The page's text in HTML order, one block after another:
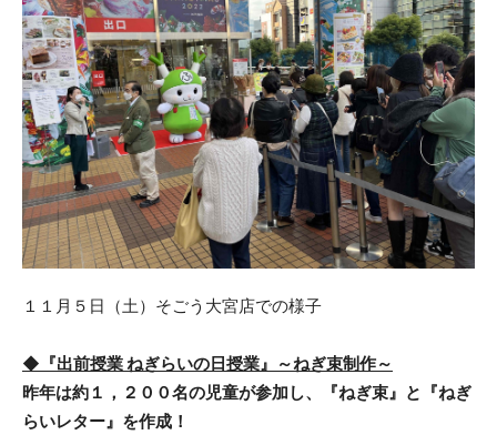
１１月５日（土）そごう大宮店での様子
◆『出前授業 ねぎらいの日授業』～ねぎ束制作～
昨年は約１，２００名の児童が参加し、『ねぎ束』と『ねぎ
らいレター』を作成！